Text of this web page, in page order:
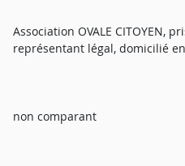
Association OVALE CITOYEN,
représentant légal, domicilié
non comparant